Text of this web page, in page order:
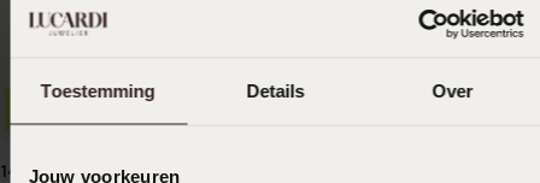
Toestemming Details Over
Jouw voorkeuren
14 Karaat geelgouden